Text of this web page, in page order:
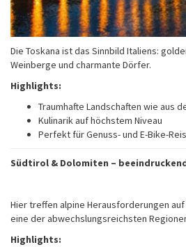
Die Toskana ist das Sinnbild Italiens:
Weinberge und charmante Dörfer.
Highlights:
Traumhafte Landschaften wie aus
Kulinarik auf höchstem Niveau
Perfekt für Genuss- und E-Bike-
Südtirol & Dolomiten –
Hier treffen alpine Herausforderungen
eine der abwechslungsreichsten
Highlights: